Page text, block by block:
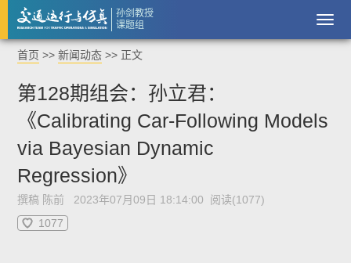
孙剑教授
课题组
首页 >>新闻动态 >> 正文
第128期组会：孙立君：
《Calibrating Car-Following Models
via Bayesian Dynamic
Regression》
撰稿 陈前 2023年07月09日 18:14:00 阅读(1077)
1077